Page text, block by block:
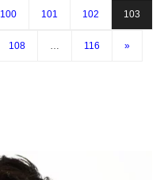
100 101 102 103
108 116 »